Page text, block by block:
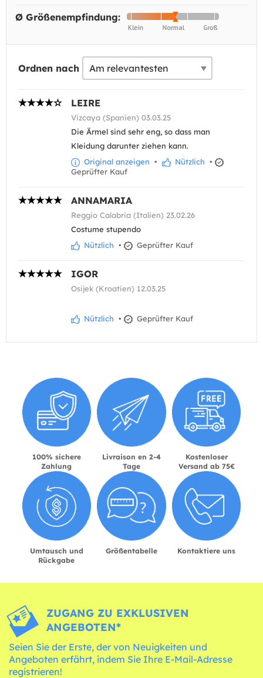
Ø Größenempfindung:
Ordnen nach
LEIRE
Vizcaya (Spanien) 03.03.25
Die Ärmel sind sehr eng, so dass man
Kleidung darunter ziehen kann.
Original anzeigen • Nützlich •
Geprüfter Kauf
ANNAMARIA
Reggio Calabria (Italien) 23.02.26
Costume stupendo
Nützlich • Geprüfter Kauf
IGOR
Osijek (Kroatien) 12.03.25
Nützlich • Geprüfter Kauf
100% sichere
Zahlung
Livraison en 2-4
Tage
Kostenloser
Versand ab 75€
Umtausch und
Rückgabe
Größentabelle Kontaktiere uns
ZUGANG ZU EXKLUSIVEN
ANGEBOTEN*
Seien Sie der Erste, der von Neuigkeiten und
Angeboten erfährt, indem Sie Ihre E-Mail-Adresse
registrieren!